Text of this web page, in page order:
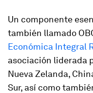
Un componente
también llamado
Económica Integral
asociación liderada
Nueva Zelanda,
Sur, así como